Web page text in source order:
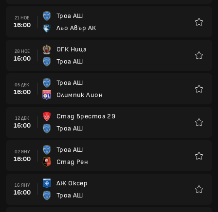
21 НОЕ
16:00
Троа АШ
Льо Авър АК
28 НОЕ
16:00
ОГК Ница
Троа АШ
05 ДЕК
16:00
Троа АШ
Олимпик Лион
12 ДЕК
16:00
Стад Брестоа 29
Троа АШ
02 ЯНУ
16:00
Троа АШ
Стад Рен
16 ЯНУ
16:00
АЖ Оксер
Троа АШ